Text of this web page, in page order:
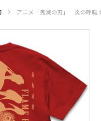
アニメ「鬼滅の刃」 炎の呼吸